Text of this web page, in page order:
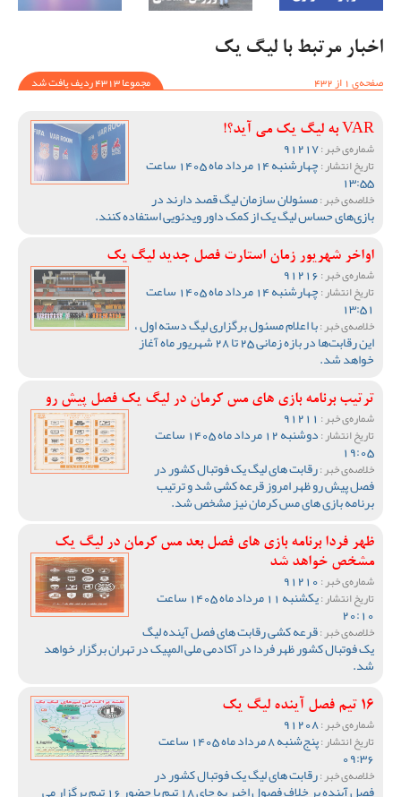
اخبار مرتبط با لیگ یک
صفحه‌ی 1 از 432
مجموعا 4313 ردیف یافت شد
VAR به لیگ یک می آید؟!
شماره‌ی خبر :
تاریخ انتشار : چهارشنبه 14 مرداد ماه 1405 ساعت
13:55
خلاصه‌ی خبر :مسئولان سازمان لیگ قصد دارند در
بازی‌های حساس لیگ یک از کمک داور ویدئویی استفاده کنند.
اواخر شهریور زمان استارت فصل جدید لیگ یک
شماره‌ی خبر :
تاریخ انتشار : چهارشنبه 14 مرداد ماه 1405 ساعت
13:51
خلاصه‌ی خبر :با اعلام مسئول برگزاری لیگ دسته اول ،
این رقابت‌ها در بازه زمانی 25 تا 28 شهریور ماه آغاز
خواهد شد.
ترتیب برنامه بازی های مس کرمان در لیگ یک فصل پیش رو
شماره‌ی خبر :
تاریخ انتشار : دوشنبه 12 مرداد ماه 1405 ساعت
19:05
خلاصه‌ی خبر :رقابت های لیگ یک فوتبال کشور در
فصل پیش رو ظهر امروز قرعه کشی شد و ترتیب
برنامه بازی های مس کرمان نیز مشخص شد.
ظهر فردا برنامه بازی های فصل بعد مس کرمان در لیگ یک
مشخص خواهد شد
شماره‌ی خبر :
تاریخ انتشار : یکشنبه 11 مرداد ماه 1405 ساعت
20:10
خلاصه‌ی خبر :قرعه کشی رقابت های فصل آینده لیگ
یک فوتبال کشور ظهر فردا در آکادمی ملی المپیک در تهران برگزار خواهد
شد.
16 تیم فصل آینده لیگ یک
شماره‌ی خبر :
تاریخ انتشار : پنج‌شنبه 8 مرداد ماه 1405 ساعت
09:36
خلاصه‌ی خبر :رقابت های لیگ یک فوتبال کشور در
فصل آینده بر خلاف فصول اخیر به جای 18 تیم با حضور 16 تیم برگزار می